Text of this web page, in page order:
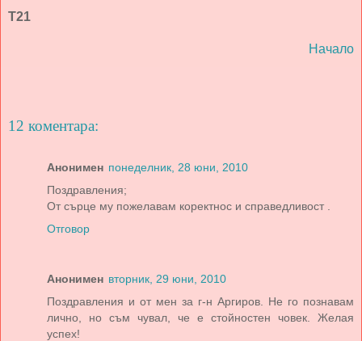
Т21
Начало
12 коментара:
Анонимен понеделник, 28 юни, 2010
Поздравления;
От сърце му пожелавам коректнос и справедливост .
Отговор
Анонимен вторник, 29 юни, 2010
Поздравления и от мен за г-н Аргиров. Не го познавам
лично, но съм чувал, че е стойностен човек. Желая
успех!